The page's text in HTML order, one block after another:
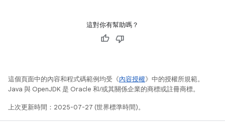
這對你有幫助嗎？
這個頁面中的內容和程式碼範例均受《內容授權》中的授權所規範。
Java 與 OpenJDK 是 Oracle 和/或其關係企業的商標或註冊商標。
上次更新時間：2025-07-27 (世界標準時間)。